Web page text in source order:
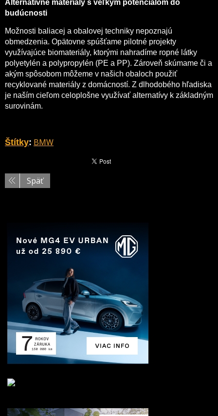
Alternatívne materiály s veľkým potenciálom do
budúcnosti
Možnosti baliacej a obalovej techniky nepoznajú
obmedzenia. Opätovne spúšťame pilotné projekty
využívajúce biomateriály, ktorými nahradíme ropné látky
polyetylén a polypropylén (PE a PP). Zároveň skúmame či a
akým spôsobom môžeme v našich obaloch použiť
recyklované materiály z domácností. Z dlhodobého hľadiska
je naším cieľom celoplošne využívať alternatívy k základným
surovinám.
Štítky: BMW
Späť